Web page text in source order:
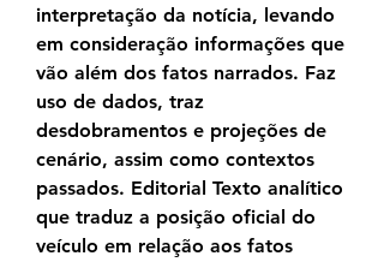
interpretação da notícia, levando
em consideração informações que
vão além dos fatos narrados. Faz
uso de dados, traz
desdobramentos e projeções de
cenário, assim como contextos
passados. Editorial Texto analítico
que traduz a posição oficial do
veículo em relação aos fatos